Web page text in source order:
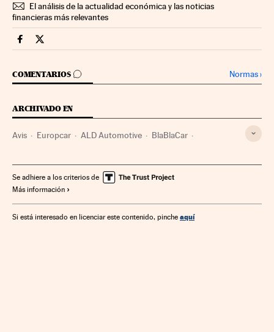
El análisis de la actualidad económica y las noticias
financieras más relevantes
Companias Cinco Días en Facebook
Companias Cinco Días en Twitter
COMENTARIOS
IR A LOS COMENTARIOS Normas›
ARCHIVADO EN
Avis Europcar ALD Automotive BlaBlaCar
Renting automóviles Transporte sostenible
Telecomunicaciones Industria Economía
Se adhiere a los criterios de
Más información
Si está interesado en licenciar este contenido, pinche aquí